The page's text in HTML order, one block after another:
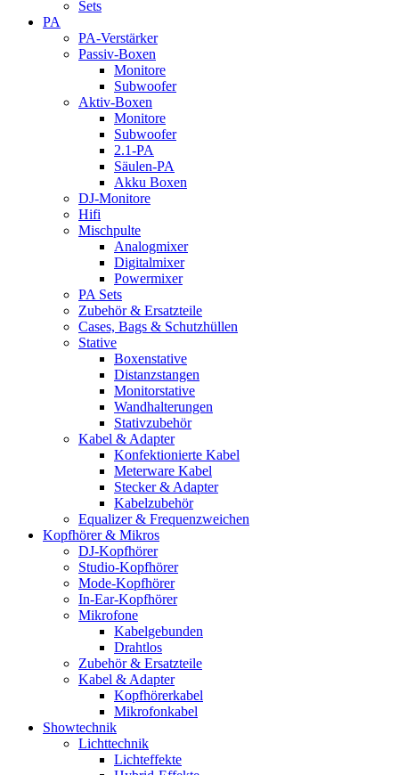
Sets
PA
PA-Verstärker
Passiv-Boxen
Monitore
Subwoofer
Aktiv-Boxen
Monitore
Subwoofer
2.1-PA
Säulen-PA
Akku Boxen
DJ-Monitore
Hifi
Mischpulte
Analogmixer
Digitalmixer
Powermixer
PA Sets
Zubehör & Ersatzteile
Cases, Bags & Schutzhüllen
Stative
Boxenstative
Distanzstangen
Monitorstative
Wandhalterungen
Stativzubehör
Kabel & Adapter
Konfektionierte Kabel
Meterware Kabel
Stecker & Adapter
Kabelzubehör
Equalizer & Frequenzweichen
Kopfhörer & Mikros
DJ-Kopfhörer
Studio-Kopfhörer
Mode-Kopfhörer
In-Ear-Kopfhörer
Mikrofone
Kabelgebunden
Drahtlos
Zubehör & Ersatzteile
Kabel & Adapter
Kopfhörerkabel
Mikrofonkabel
Showtechnik
Lichttechnik
Lichteffekte